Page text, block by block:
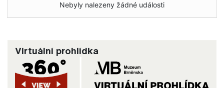
Nebyly nalezeny žádné události
Virtuální prohlídka